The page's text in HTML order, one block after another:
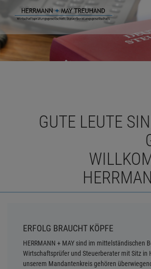
GUTE LEUTE
ERFOLG BRAUCHT KÖPFE
HERRMANN + MAY sind im mittelständischen
Wirtschaftsprüfer und Steuerberater mit Sitz in
unserem Mandantenkreis gehören